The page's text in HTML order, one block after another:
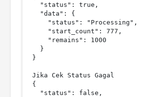
  "status": true,
  "data": {
    "status": "Processing",
    "start_count": 777,
    "remains": 1000
  }
}
Jika Cek Status Gagal
{
  "status": false,